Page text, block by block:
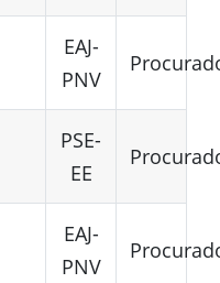
EAJ-
PNV
PSE-
EE
EAJ-
PNV